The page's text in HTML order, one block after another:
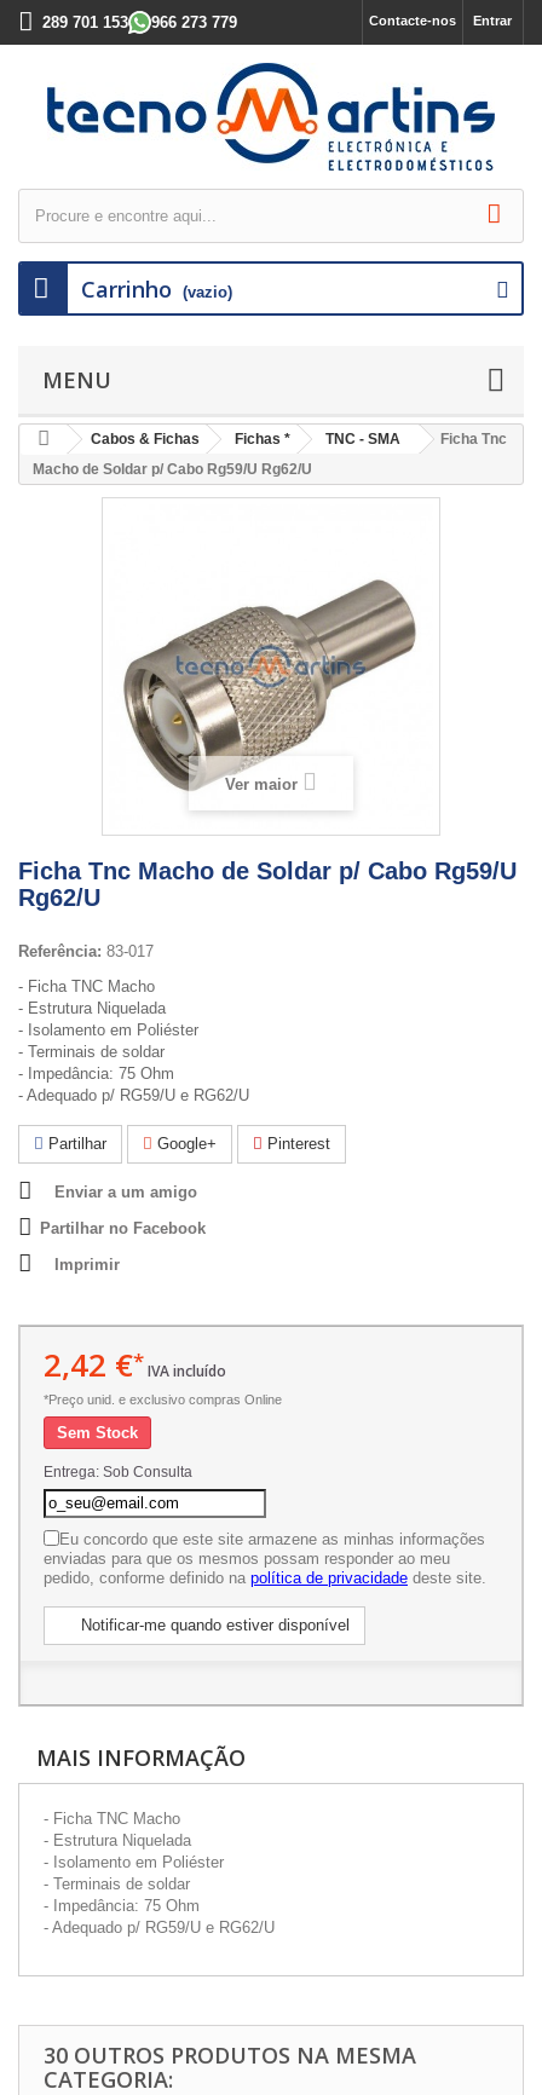
Entrar
Contacte-nos
289 701 153 966 273 779
Carrinho (vazio)
MENU
Cabos & Fichas Fichas * TNC - SMA
Ficha Tnc
Macho de Soldar p/ Cabo Rg59/U Rg62/U
Ver maior
Ficha Tnc Macho de Soldar p/ Cabo Rg59/U
Rg62/U
Referência: 83-017
- Ficha TNC Macho
- Estrutura Niquelada
- Isolamento em Poliéster
- Terminais de soldar
- Impedância: 75 Ohm
- Adequado p/ RG59/U e RG62/U
Partilhar Google+ Pinterest
Enviar a um amigo
Partilhar no Facebook
Imprimir
2,42 €*IVA incluído
*Preço unid. e exclusivo compras Online
Sem Stock
Entrega: Sob Consulta
Eu concordo que este site armazene as minhas informações
enviadas para que os mesmos possam responder ao meu
pedido, conforme definido na política de privacidade deste site.
Notificar-me quando estiver disponível
MAIS INFORMAÇÃO
- Ficha TNC Macho
- Estrutura Niquelada
- Isolamento em Poliéster
- Terminais de soldar
- Impedância: 75 Ohm
- Adequado p/ RG59/U e RG62/U
30 OUTROS PRODUTOS NA MESMA
CATEGORIA: